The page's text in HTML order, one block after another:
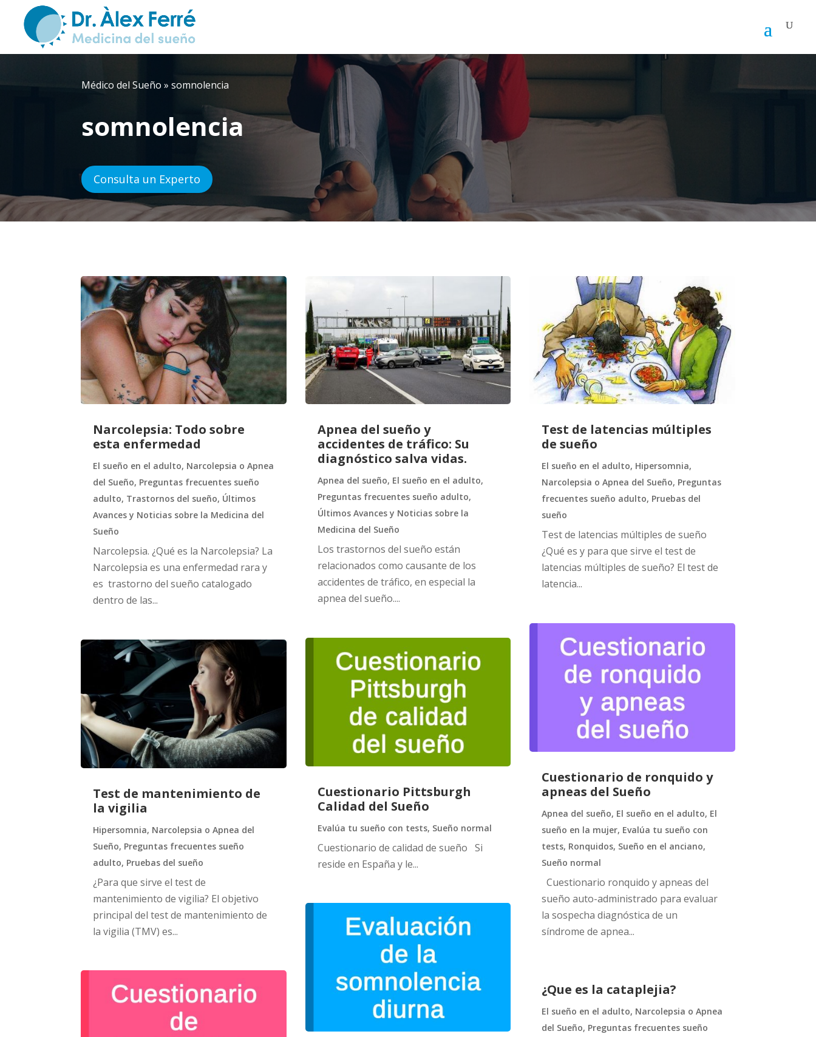
Médico del Sueño »somnolencia
somnolencia
Consulta un Experto
Narcolepsia: Todo sobre
esta enfermedad
El sueño en el adulto, Narcolepsia o Apnea
del Sueño, Preguntas frecuentes sueño
adulto, Trastornos del sueño, Últimos
Avances y Noticias sobre la Medicina del
Sueño
Narcolepsia. ¿Qué es la Narcolepsia? La
Narcolepsia es una enfermedad rara y
es trastorno del sueño catalogado
dentro de las...
Test de mantenimiento de
la vigilia
Hipersomnia, Narcolepsia o Apnea del
Sueño, Preguntas frecuentes sueño
adulto, Pruebas del sueño
¿Para que sirve el test de
mantenimiento de vigilia? El objetivo
principal del test de mantenimiento de
la vigilia (TMV) es...
Apnea del sueño y
accidentes de tráfico: Su
diagnóstico salva vidas.
Apnea del sueño, El sueño en el adulto,
Preguntas frecuentes sueño adulto,
Últimos Avances y Noticias sobre la
Medicina del Sueño
Los trastornos del sueño están
relacionados como causante de los
accidentes de tráfico, en especial la
apnea del sueño....
Cuestionario Pittsburgh
Calidad del Sueño
Evalúa tu sueño con tests, Sueño normal
Cuestionario de calidad de sueño Si
reside en España y le...
Test de latencias múltiples
de sueño
El sueño en el adulto, Hipersomnia,
Narcolepsia o Apnea del Sueño, Preguntas
frecuentes sueño adulto, Pruebas del
sueño
Test de latencias múltiples de sueño
¿Qué es y para que sirve el test de
latencias múltiples de sueño? El test de
latencia...
Cuestionario de ronquido y
apneas del Sueño
Apnea del sueño, El sueño en el adulto, El
sueño en la mujer, Evalúa tu sueño con
tests, Ronquidos, Sueño en el anciano,
Sueño normal
Cuestionario ronquido y apneas del
sueño auto-administrado para evaluar
la sospecha diagnóstica de un
síndrome de apnea...
¿Que es la cataplejia?
El sueño en el adulto, Narcolepsia o Apnea
del Sueño, Preguntas frecuentes sueño